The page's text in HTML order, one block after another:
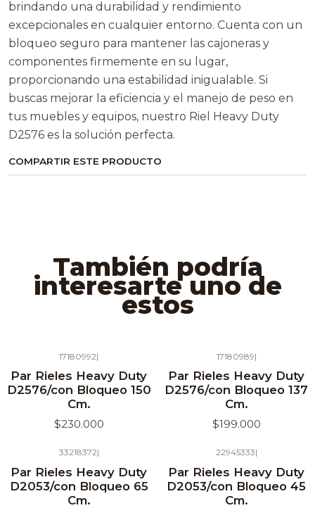
brindando una durabilidad y rendimiento
excepcionales en cualquier entorno. Cuenta con un
bloqueo seguro para mantener las cajoneras y
componentes firmemente en su lugar,
proporcionando una estabilidad inigualable. Si
buscas mejorar la eficiencia y el manejo de peso en
tus muebles y equipos, nuestro Riel Heavy Duty
D2576 es la solución perfecta.
COMPARTIR ESTE PRODUCTO
También podría
interesarte uno de
estos
17180992|
Par Rieles Heavy Duty
D2576/con Bloqueo 150
Cm.
$230.000
17180989|
Par Rieles Heavy Duty
D2576/con Bloqueo 137
Cm.
$199.000
33218372|
Par Rieles Heavy Duty
D2053/con Bloqueo 65
Cm.
22945333|
Par Rieles Heavy Duty
D2053/con Bloqueo 45
Cm.